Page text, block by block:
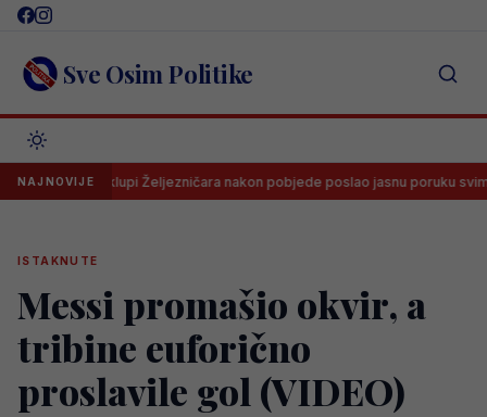
Skip
content Sve Osim Politike
NAJNOVIJE
na klupi Željezničara nakon pobjede poslao jasnu poruku svima
ISTAKNUTE
Messi promašio okvir, a
tribine euforično
proslavile gol (VIDEO)